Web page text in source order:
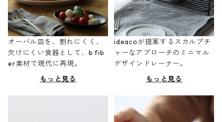
オーバル皿を、割れにくく、
欠けにくい食器として、b fib
er素材で現代に再現。
もっと見る
ideacoが提案するスカルプチ
ャーなアプローチのミニマル
デザインドレーナー。
もっと見る